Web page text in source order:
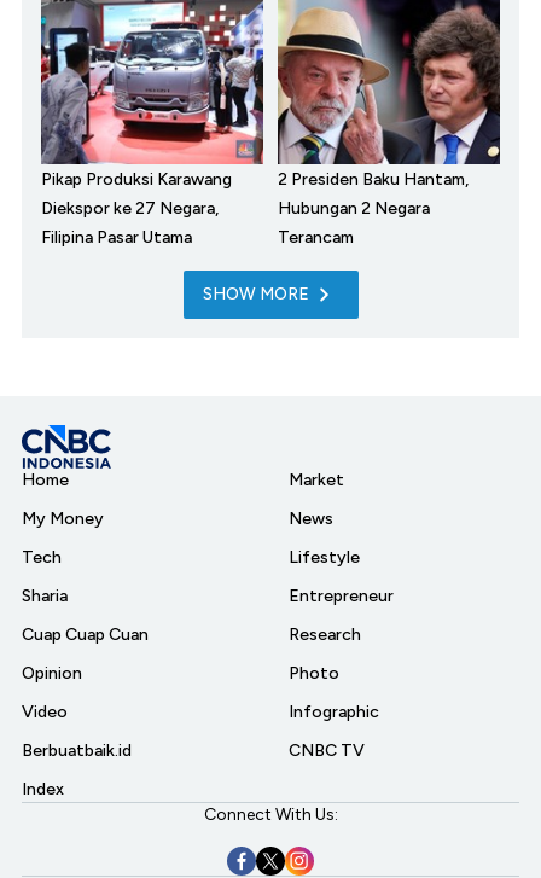
Pikap Produksi Karawang
Diekspor ke 27 Negara,
Filipina Pasar Utama
2 Presiden Baku Hantam,
Hubungan 2 Negara
Terancam
SHOW MORE
Home
My Money
Tech
Sharia
Cuap Cuap Cuan
Opinion
Video
Berbuatbaik.id
Index
Market
News
Lifestyle
Entrepreneur
Research
Photo
Infographic
CNBC TV
Connect With Us: